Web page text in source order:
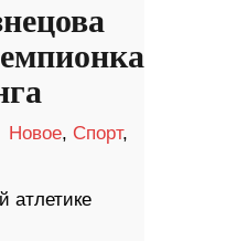
Новое, Спорт,
атлетике